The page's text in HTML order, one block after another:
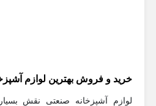
خرید و فروش بهترین لوازم
لوازم آشپزخانه صنعتی نقش